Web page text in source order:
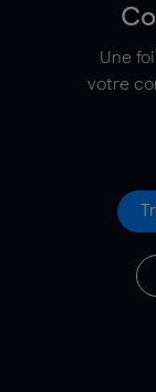
Une
votre